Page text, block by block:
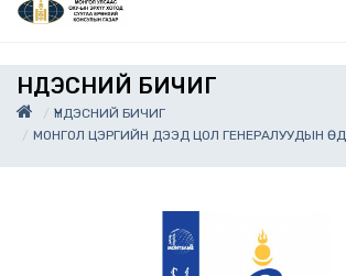
ҮНДЭСНИЙ БИЧИГ
ҮНДЭСНИЙ БИЧИГ
МОНГОЛ ЦЭРГИЙН ДЭЭД ЦОЛ ГЕНЕРАЛУУДЫН